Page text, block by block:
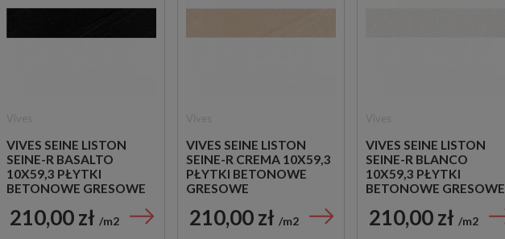
VIVES SEINE LISTON
SEINE-R BASALTO
10X59,3 PŁYTKI
BETONOWE GRESOWE
210,00 zł m2
VIVES SEINE LISTON
SEINE-R CREMA 10X59,3
PŁYTKI BETONOWE
GRESOWE
210,00 zł m2
VIVES SEINE LISTON
SEINE-R BLANCO
10X59,3 PŁYTKI
BETONOWE GRESOWE
210,00 zł m2